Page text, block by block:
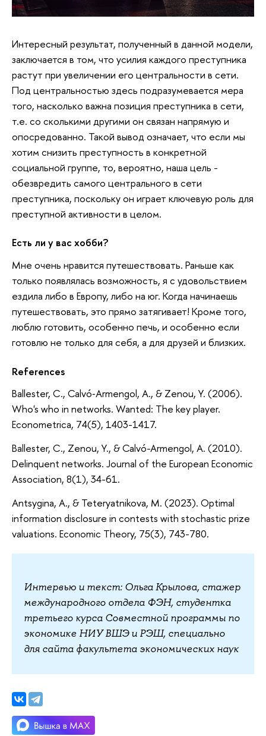
Интересный результат, полученный в данной модели,
заключается в том, что усилия каждого преступника
растут при увеличении его центральности в сети.
Под центральностью здесь подразумевается мера
того, насколько важна позиция преступника в сети,
т.е. со сколькими другими он связан напрямую и
опосредованно. Такой вывод означает, что если мы
хотим снизить преступность в конкретной
социальной группе, то, вероятно, наша цель -
обезвредить самого центрального в сети
преступника, поскольку он играет ключевую роль для
преступной активности в целом.
Есть ли у вас хобби?
Мне очень нравится путешествовать. Раньше как
только появлялась возможность, я с удовольствием
ездила либо в Европу, либо на юг. Когда начинаешь
путешествовать, это прямо затягивает! Кроме того,
люблю готовить, особенно печь, и особенно если
готовлю не только для себя, а для друзей и близких.
References
Ballester, C., Calvó‐Armengol, A., & Zenou, Y. (2006).
Who's who in networks. Wanted: The key player.
Econometrica, 74(5), 1403-1417.
Ballester, C., Zenou, Y., & Calvó-Armengol, A. (2010).
Delinquent networks. Journal of the European Economic
Association, 8(1), 34-61.
Antsygina, A., & Teteryatnikova, M. (2023). Optimal
information disclosure in contests with stochastic prize
valuations. Economic Theory, 75(3), 743-780.
Интервью и текст: Ольга Крылова, стажер
международного отдела ФЭН, студентка
третьего курса Совместной программы по
экономике НИУ ВШЭ и РЭШ, специально
для сайта факультета экономических наук